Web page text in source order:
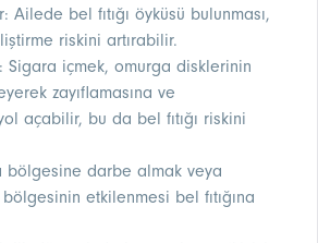
bel fıtığı öyküsü bulunması,
riskini artırabilir.
Sigara içmek, omurga disklerinin
zayıflamasına ve
açabilir, bu da bel fıtığı riskini
bölgesine darbe almak veya
etkilenmesi bel fıtığına